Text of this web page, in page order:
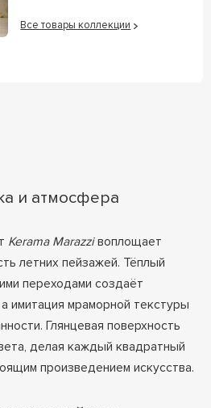
Все товары коллекции
и атмосфера
Kerama Marazziвоплощает
летних пейзажей. Тёплый
переходами создаёт
имитация мраморной текстуры
Глянцевая поверхность
делая каждый квадратный
произведением искусства.